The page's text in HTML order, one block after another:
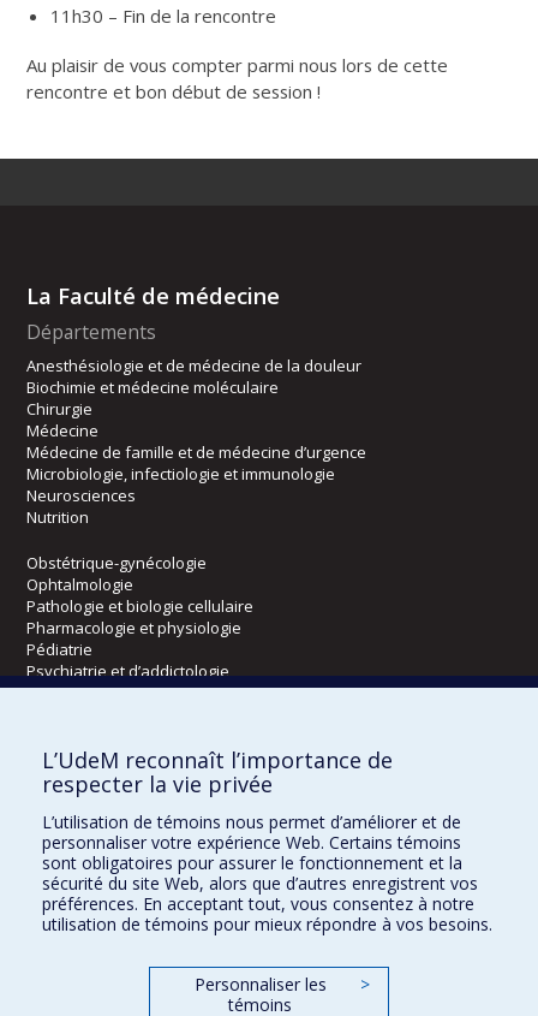
11h30 – Fin de la rencontre
Au plaisir de vous compter parmi nous lors de cette
rencontre et bon début de session !
La Faculté de médecine
Départements
Anesthésiologie et de médecine de la douleur
Biochimie et médecine moléculaire
Chirurgie
Médecine
Médecine de famille et de médecine d’urgence
Microbiologie, infectiologie et immunologie
Neurosciences
Nutrition
Obstétrique-gynécologie
Ophtalmologie
Pathologie et biologie cellulaire
Pharmacologie et physiologie
Pédiatrie
Psychiatrie et d’addictologie
Radiologie, radio-oncologie et médecine nucléaire
Écoles
Orthophonie et audiologie
Réadaptation
Directions
L’UdeM reconnaît l’importance de
respecter la vie privée
L’utilisation de témoins nous permet d’améliorer et de
personnaliser votre expérience Web. Certains témoins
sont obligatoires pour assurer le fonctionnement et la
sécurité du site Web, alors que d’autres enregistrent vos
préférences. En acceptant tout, vous consentez à notre
utilisation de témoins pour mieux répondre à vos besoins.
Personnaliser les
témoins
>